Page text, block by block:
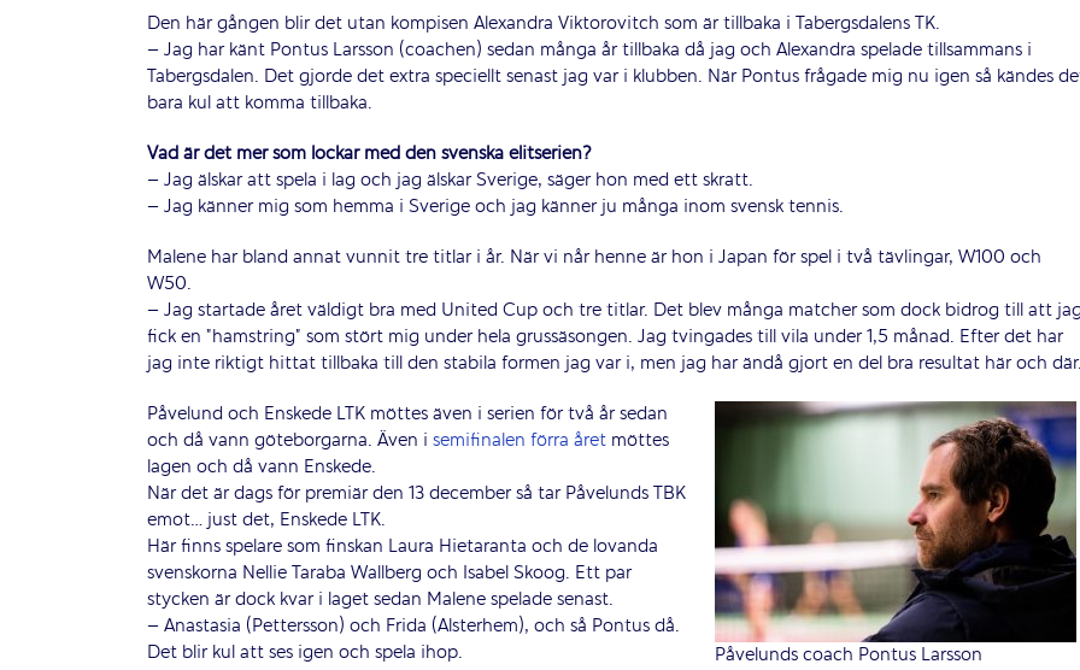
Den här gången blir det utan kompisen Alexandra Viktorovitch som är tillbaka i Tabergsdalens TK.
– Jag har känt Pontus Larsson (coachen) sedan många år tillbaka då jag och Alexandra spelade tillsammans i
Tabergsdalen. Det gjorde det extra speciellt senast jag var i klubben. När Pontus frågade mig nu igen så kändes
bara kul att komma tillbaka.
Vad är det mer som lockar med den svenska elitserien?
– Jag älskar att spela i lag och jag älskar Sverige, säger hon med ett skratt.
– Jag känner mig som hemma i Sverige och jag känner ju många inom svensk tennis.
Malene har bland annat vunnit tre titlar i år. När vi når henne är hon i Japan för spel i två tävlingar, W100 och
W50.
– Jag startade året väldigt bra med United Cup och tre titlar. Det blev många matcher som dock bidrog till att jag
fick en ”hamstring” som stört mig under hela grussäsongen. Jag tvingades till vila under 1,5 månad. Efter det har
jag inte riktigt hittat tillbaka till den stabila formen jag var i, men jag har ändå gjort en del bra resultat här och där.
Påvelunds coach Pontus Larsson
Påvelund och Enskede LTK möttes även i serien för två år sedan
och då vann göteborgarna. Även i semifinalen förra året möttes
lagen och då vann Enskede.
När det är dags för premiär den 13 december så tar Påvelunds TBK
emot… just det, Enskede LTK.
Här finns spelare som finskan Laura Hietaranta och de lovanda
svenskorna Nellie Taraba Wallberg och Isabel Skoog. Ett par
stycken är dock kvar i laget sedan Malene spelade senast.
– Anastasia (Pettersson) och Frida (Alsterhem), och så Pontus då.
Det blir kul att ses igen och spela ihop.